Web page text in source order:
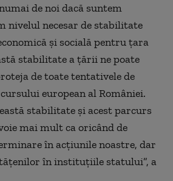
de noi dacă suntem
nivelul necesar de stabilitate
şi socială pentru ţara
stabilitate a ţării ne poate
de toate tentativele de
european al României.
stabilitate şi acest parcurs
mai mult ca oricând de
în acţiunile noastre, dar
în instituţiile statului”, a